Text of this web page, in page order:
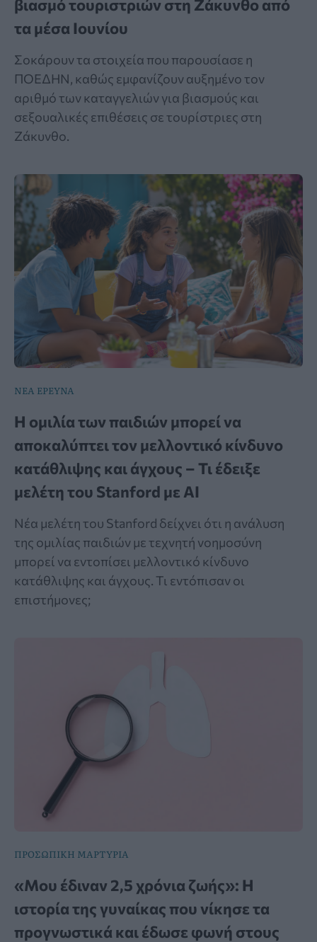
βιασμό τουριστριών στη Ζάκυνθο από
τα μέσα Ιουνίου
Σοκάρουν τα στοιχεία που παρουσίασε η
ΠΟΕΔΗΝ, καθώς εμφανίζουν αυξημένο τον
αριθμό των καταγγελιών για βιασμούς και
σεξουαλικές επιθέσεις σε τουρίστριες στη
Ζάκυνθο.
ΝΕΑ ΕΡΕΥΝΑ
Η ομιλία των παιδιών μπορεί να
αποκαλύπτει τον μελλοντικό κίνδυνο
κατάθλιψης και άγχους – Τι έδειξε
μελέτη του Stanford με AI
Νέα μελέτη του Stanford δείχνει ότι η ανάλυση
της ομιλίας παιδιών με τεχνητή νοημοσύνη
μπορεί να εντοπίσει μελλοντικό κίνδυνο
κατάθλιψης και άγχους. Τι εντόπισαν οι
επιστήμονες;
ΠΡΟΣΩΠΙΚΗ ΜΑΡΤΥΡΙΑ
«Μου έδιναν 2,5 χρόνια ζωής»: Η
ιστορία της γυναίκας που νίκησε τα
προγνωστικά και έδωσε φωνή στους